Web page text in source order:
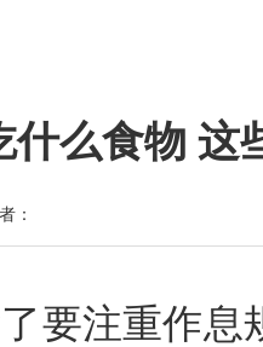
什么食物 这
：
注重作息